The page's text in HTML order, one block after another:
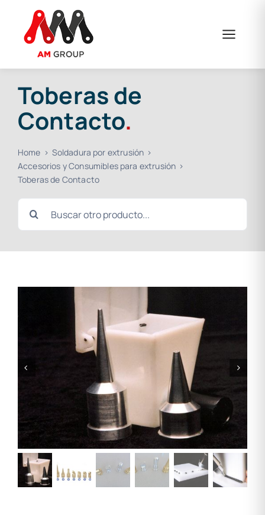
contenido
Toberas de
Contacto.
Home
Soldadura por extrusión
Accesorios y Consumibles para extrusión
Toberas de Contacto
Buscar: